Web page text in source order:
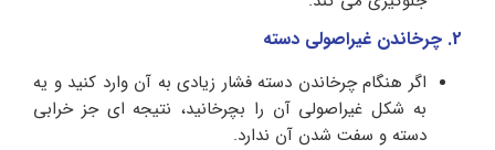
2. چرخاندن غیراصولی دسته
اگر هنگام چرخاندن دسته فشار زیادی به آن وارد کنید و یه
به شکل غیراصولی آن را بچرخانید، نتیجه ای جز خرابی
دسته و سفت شدن آن ندارد.